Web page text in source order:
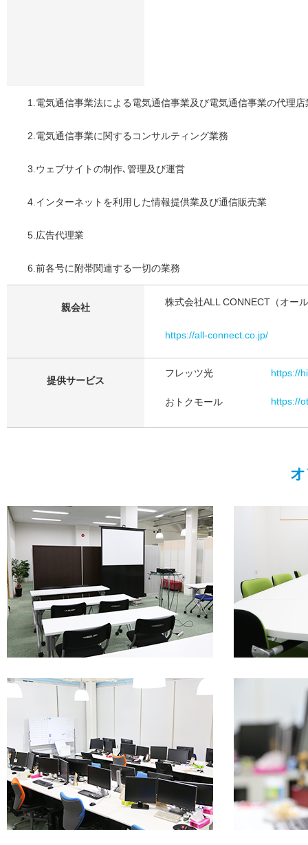
1.電気通信事業法による電気通信事業及び電気通信事業の代理店
2.電気通信事業に関するコンサルティング業務
3.ウェブサイトの制作､管理及び運営
4.インターネットを利用した情報提供業及び通信販売業
5.広告代理業
6.前各号に附帯関連する一切の業務
親会社 株式会社ALL CONNECT（オー
https://all-connect.co.jp/
提供サービス
フレッツ光 https://
おトクモール https://